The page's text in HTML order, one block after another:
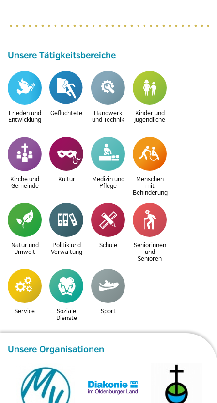
Unsere Tätigkeitsbereiche
Frieden und
Entwicklung
Geflüchtete
Handwerk
und Technik
Kinder und
Jugendliche
Kirche und
Gemeinde
Kultur
Medizin und
Pflege
Menschen
mit
Behinderung
Natur und
Umwelt
Politik und
Verwaltung
Schule
Seniorinnen
und
Senioren
Service
Soziale
Dienste
Sport
Unsere Organisationen